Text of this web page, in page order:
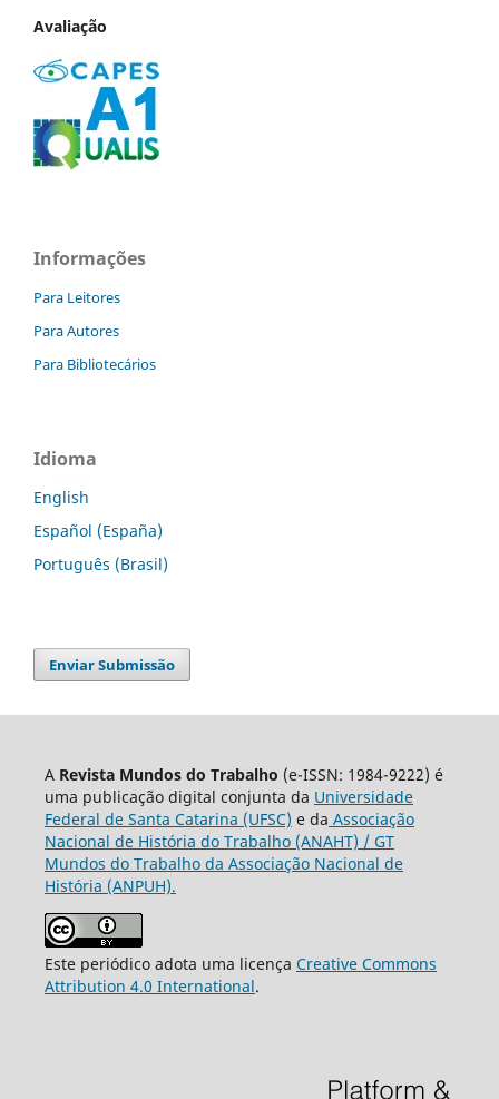
Avaliação
Informações
Para Leitores
Para Autores
Para Bibliotecários
Idioma
English
Español (España)
Português (Brasil)
Enviar Submissão
A Revista Mundos do Trabalho (e-ISSN: 1984-9222) é
uma publicação digital conjunta da Universidade
Federal de Santa Catarina (UFSC) e da Associação
Nacional de História do Trabalho (ANAHT) / GT
Mundos do Trabalho da Associação Nacional de
História (ANPUH).
Este periódico adota uma licença Creative Commons
Attribution 4.0 International.